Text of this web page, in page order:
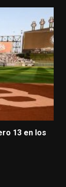
13 en los